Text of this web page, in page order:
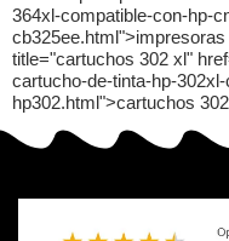
364xl-compatible-con-hp-
title="cartuchos 302 xl"
cartucho-de-tinta-hp-
hp302.html">cartuchos